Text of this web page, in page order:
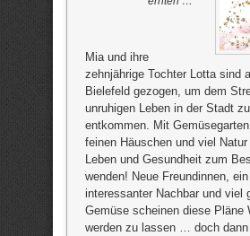
Mia und ihre
zehnjährige Tochter Lotta sind
Bielefeld gezogen, um dem
unruhigen Leben in der Stadt zu
entkommen. Mit
feinen Häuschen und viel
Leben und Gesundheit zum
wenden! Neue Freundinnen, ein
interessanter Nachbar und viel
Gemüse scheinen diese Pläne
werden zu lassen … doch